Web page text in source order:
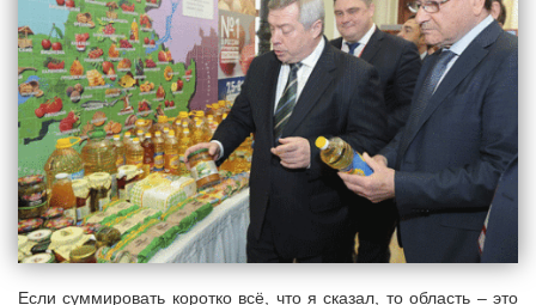
Если суммировать коротко всё, что я сказал, то область – это